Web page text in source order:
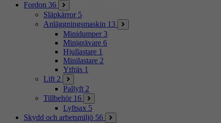
Fordon 36
Släpkärror 5
Anläggningsmaskin 13
Minidumper 3
Minigrävare 6
Hjullastare 1
Minilastare 2
Ytfräs 1
Lift 2
Pallyft 2
Tillbehör 16
Lyftsax 5
Skydd och arbetsmiljö 56